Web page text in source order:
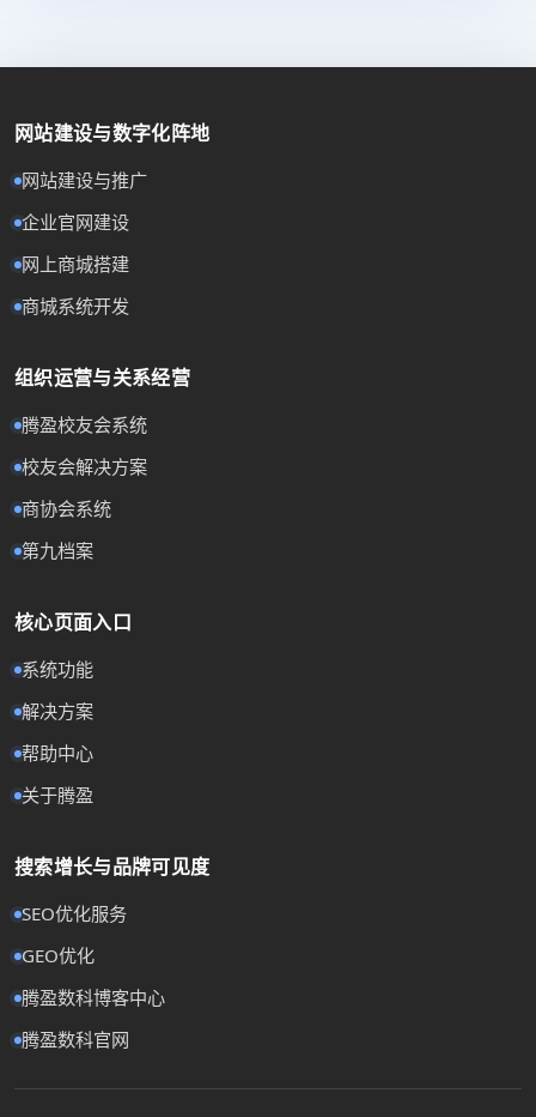
网站建设与数字化阵地
网站建设与推广
企业官网建设
网上商城搭建
商城系统开发
组织运营与关系经营
腾盈校友会系统
校友会解决方案
商协会系统
第九档案
核心页面入口
系统功能
解决方案
帮助中心
关于腾盈
搜索增长与品牌可见度
SEO优化服务
GEO优化
腾盈数科博客中心
腾盈数科官网